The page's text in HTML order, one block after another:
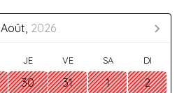
Août, 2026
JE VE SA DI
30 31 1
2